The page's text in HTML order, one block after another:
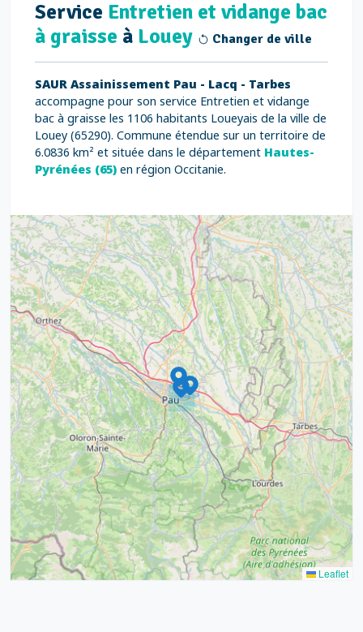
Service Entretien et vidange bac
à graisse à Louey Changer de ville
SAUR Assainissement Pau - Lacq - Tarbes
accompagne pour son service Entretien et vidange
bac à graisse les 1106 habitants Loueyais de la ville de
Louey (65290). Commune étendue sur un territoire de
6.0836 km² et située dans le département Hautes-
Pyrénées (65) en région Occitanie.
2
3
12
4
7
16
9
Leaflet